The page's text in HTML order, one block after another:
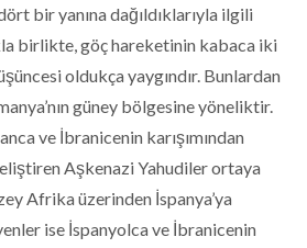
bir yanına dağıldıklarıyla ilgili
birlikte, göç hareketinin kabaca iki
oldukça yaygındır. Bunlardan
güney bölgesine yöneliktir.
ve İbranicenin karışımından
Aşkenazi Yahudiler ortaya
Afrika üzerinden İspanya’ya
ise İspanyolca ve İbranicenin